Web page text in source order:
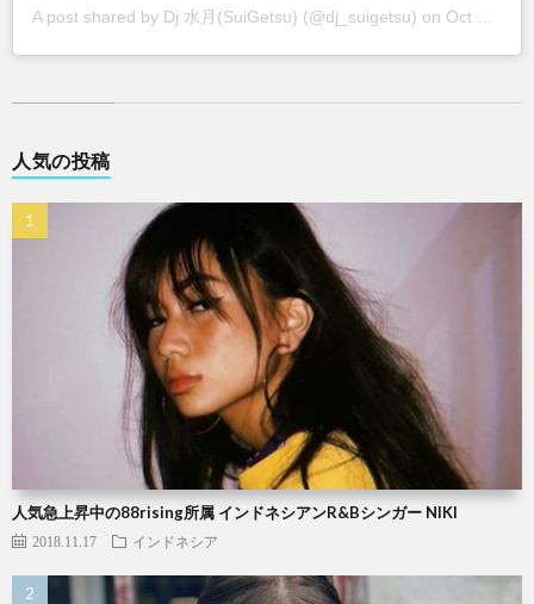
A post shared by Dj 水月(SuiGetsu) (@dj_suigetsu) on Oct 10, 2018 at 9:04am PDT
人気の投稿
人気急上昇中の88rising所属 インドネシアンR&Bシンガー NIKI
2018.11.17 インドネシア